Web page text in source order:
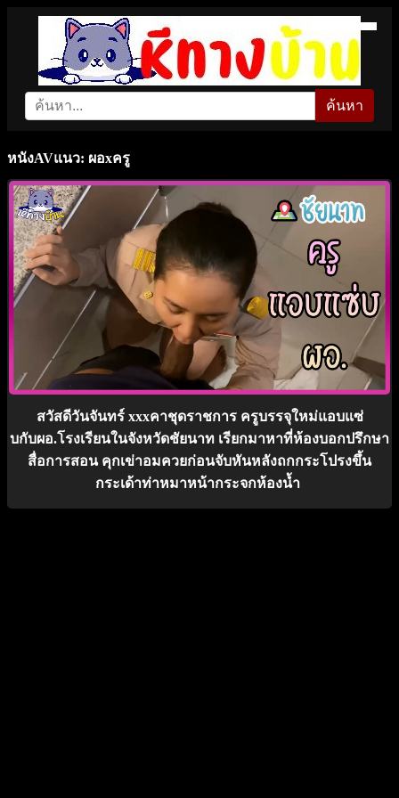
ค้นหา
หนังAVแนว: ผอxครู
สวัสดีวันจันทร์ xxxคาชุดราชการ ครูบรรจุใหม่แอบแซ่
บกับผอ.โรงเรียนในจังหวัดชัยนาท เรียกมาหาที่ห้องบอกปรึกษา
สื่อการสอน คุกเข่าอมควยก่อนจับหันหลังถกกระโปรงขึ้น
กระเด้าท่าหมาหน้ากระจกห้องน้ำ